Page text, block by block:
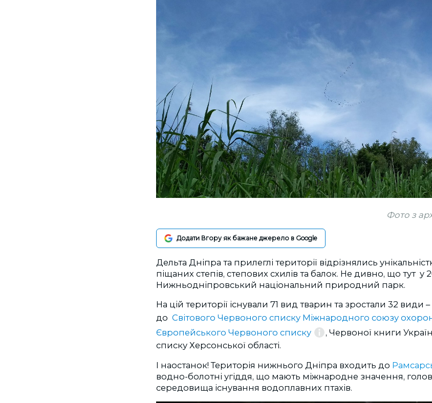
Фото з
Додати Вгору як бажане джерело в Google
Дельта Дніпра та прилеглі території відрізнялись
піщаних степів, степових схилів та балок. Не дивно, що тут у
Нижньодніпровський національний природний парк.
На цій території існували 71 вид тварин та зростали 32 види
до Світового Червоного списку Міжнародного союзу
Європейського Червоного списку
, Червоної книги
списку Херсонської області.
І наостанок! Територія нижнього Дніпра входить до
водно-болотні угіддя, що мають міжнародне значення,
середовища існування водоплавних птахів.